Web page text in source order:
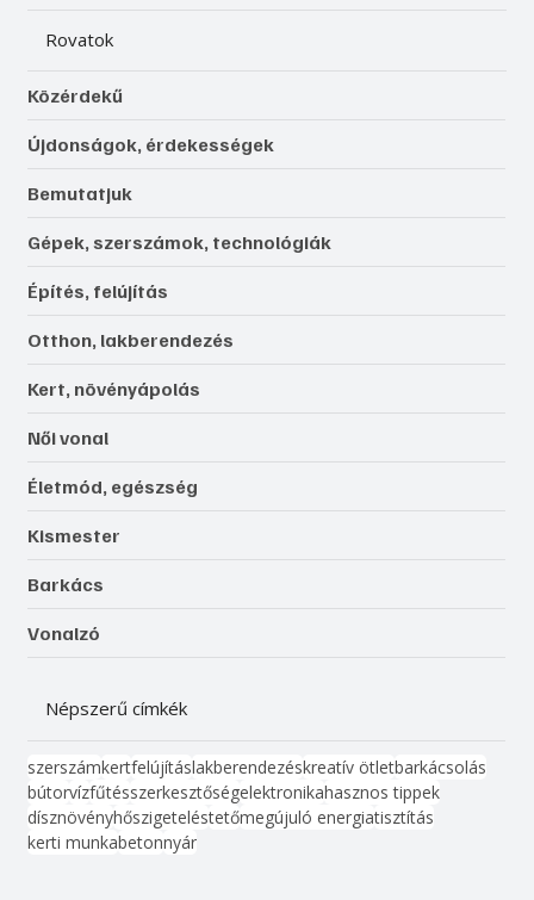
Rovatok
Közérdekű
Újdonságok, érdekességek
Bemutatjuk
Gépek, szerszámok, technológiák
Építés, felújítás
Otthon, lakberendezés
Kert, növényápolás
Női vonal
Életmód, egészség
Kismester
Barkács
Vonalzó
Népszerű címkék
szerszámkertfelújításlakberendezéskreatív ötletbarkácsolás
bútorvízfűtésszerkesztőségelektronikahasznos tippek
dísznövényhőszigeteléstetőmegújuló energiatisztítás
kerti munkabetonnyár